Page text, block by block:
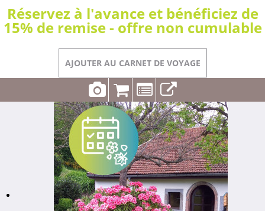
Réservez à l'avance et bénéficiez de
15% de remise - offre non cumulable
AJOUTER AU CARNET DE VOYAGE